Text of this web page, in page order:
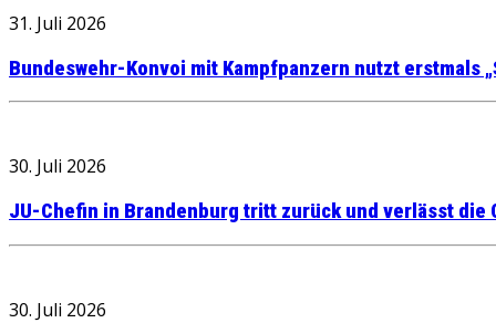
31. Juli 2026
Bundeswehr-Konvoi mit Kampfpanzern nutzt erstmals
30. Juli 2026
JU-Chefin in Brandenburg tritt zurück und verlässt die
30. Juli 2026